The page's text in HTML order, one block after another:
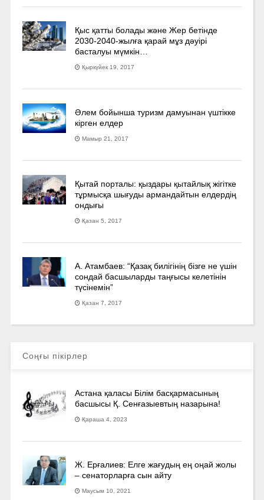
Қыс қатты болады және Жер бетінде
2030-2040­-жылға қарай мұз дәуірі
басталуы мүмкін…
Қыркүйек 19, 2017
Әлем бойынша туризм дамуынан үштікке
кірген елдер
Мамыр 21, 2017
Қытай порталы: қыздары қытайлық жігітке
тұрмысқа шығуды армандайтын елдердің
ондығы
Қазан 5, 2017
А. Атамбаев: “Қазақ билігінің бізге не үшін
сондай басшыларды таңғысы келетінін
түсінемін”
Қазан 7, 2017
Соңғы пікірлер
Астана қаласы Білім басқармасының
басшысы Қ. Сенғазыевтың назарына!
Қараша 4, 2023
Ж. Ерғалиев: Елге жағудың ең оңай жолы
– сенаторларға сын айту
Маусым 10, 2021